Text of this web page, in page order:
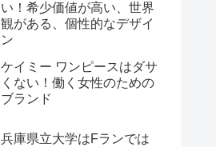
い！希少価値が高い、世界
観がある、個性的なデザイ
ン
ケイミー ワンピースはダサ
くない！働く女性のための
ブランド
兵庫県立大学はFランでは